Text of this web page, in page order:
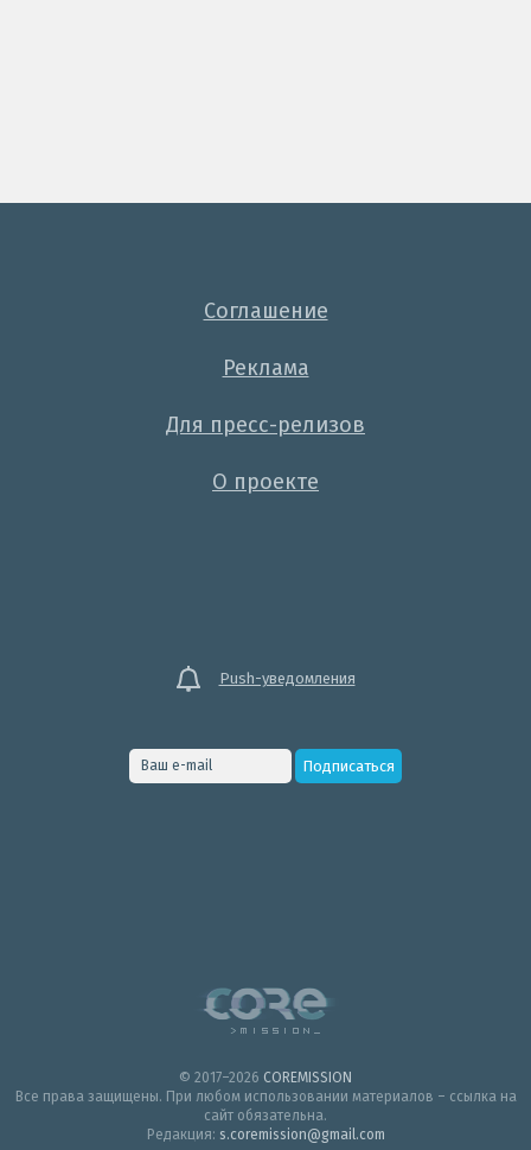
Соглашение
Реклама
Для пресс-релизов
О проекте
Push-уведомления
© 2017–2026 COREMISSION
Все права защищены. При любом использовании материалов – ссылка на
сайт обязательна.
Редакция: s.coremission@gmail.com